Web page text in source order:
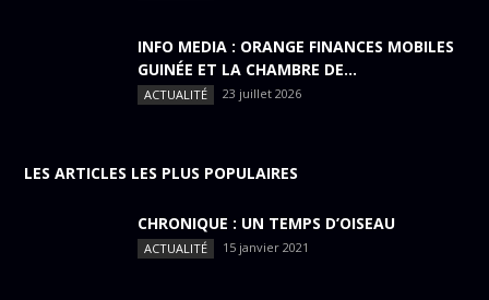
INFO MEDIA : ORANGE FINANCES MOBILES
GUINÉE ET LA CHAMBRE DE...
ACTUALITÉ 23 juillet 2026
LES ARTICLES LES PLUS POPULAIRES
CHRONIQUE : UN TEMPS D’OISEAU
ACTUALITÉ 15 janvier 2021